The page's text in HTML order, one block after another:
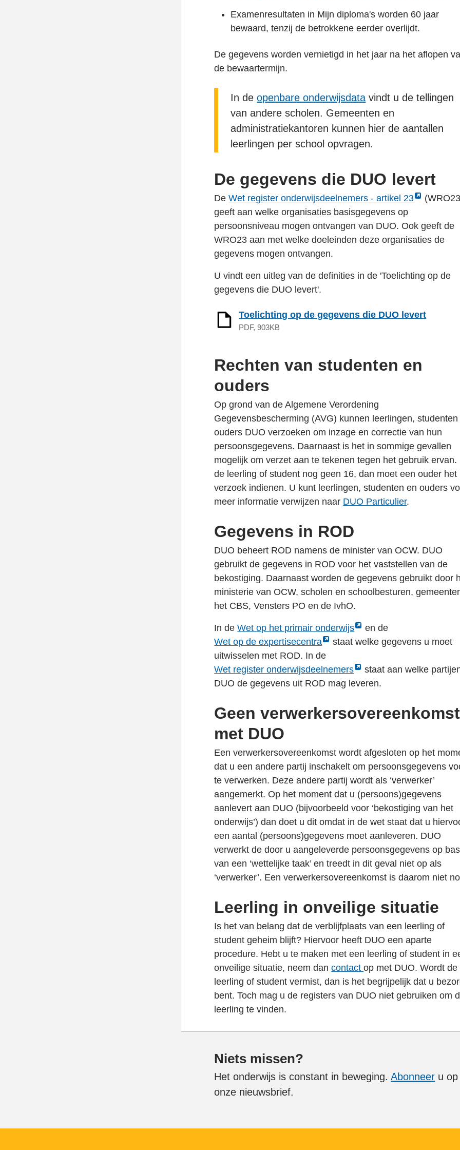
tabblad
Examenresultaten in Mijn diploma's worden 60 jaar
bewaard, tenzij de betrokkene eerder overlijdt.
De gegevens worden vernietigd in het jaar na het aflopen
de bewaartermijn.
In deopenbare onderwijsdata vindt u de tellingen
van andere scholen. Gemeenten en
administratiekantoren kunnen hier de aantallen
leerlingen per school opvragen.
De gegevens die DUO levert
DeWet register onderwijsdeelnemers - artikel 23
Link
opent
externe
pagina
in
nieuw
tabblad
geeft aan welke organisaties basisgegevens op
persoonsniveau mogen ontvangen van DUO. Ook geeft de
WRO23 aan met welke doeleinden deze organisaties de
gegevens mogen ontvangen.
U vindt een uitleg van de definities in de 'Toelichting op de
gegevens die DUO levert'.
Toelichting op de gegevens die DUO levert
PDF, 903KB
Rechten van studenten en
ouders
Op grond van de Algemene Verordening
Gegevensbescherming (AVG) kunnen leerlingen,
ouders DUO verzoeken om inzage en correctie van hun
persoonsgegevens. Daarnaast is het in sommige gevallen
mogelijk om verzet aan te tekenen tegen het gebruik ervan.
de leerling of student nog geen 16, dan moet een ouder het
verzoek indienen. U kunt leerlingen, studenten en ouders
meer informatie verwijzen naar DUO Particulier.
Gegevens in ROD
DUO beheert ROD namens de minister van OCW. DUO
gebruikt de gegevens in ROD voor het vaststellen van de
bekostiging. Daarnaast worden de gegevens gebruikt door
ministerie van OCW, scholen en schoolbesturen,
het CBS, Vensters PO en de IvhO.
In deWet op het primair onderwijs
Link
opent
externe
pagina
in
nieuw
en de
Wet op de expertisecentra
Link
opent
externe
pagina
een
tabblad
staat welke gegevens u moet
uitwisselen met ROD. In de
Wet register onderwijsdeelnemers
Link
opent
pagina
een
nieuw
tabblad
staat aan welke
DUO de gegevens uit ROD mag leveren.
Geen verwerkersovereenkomst
met DUO
Een verwerkersovereenkomst wordt afgesloten op het
dat u een andere partij inschakelt om persoonsgegevens
te verwerken. Deze andere partij wordt als ‘verwerker’
aangemerkt. Op het moment dat u (persoons)gegevens
aanlevert aan DUO (bijvoorbeeld voor ‘bekostiging van het
onderwijs’) dan doet u dit omdat in de wet staat dat u
een aantal (persoons)gegevens moet aanleveren. DUO
verwerkt de door u aangeleverde persoonsgegevens op
van een ‘wettelijke taak’ en treedt in dit geval niet op als
‘verwerker’. Een verwerkersovereenkomst is daarom niet
Leerling in onveilige situatie
Is het van belang dat de verblijfplaats van een leerling of
student geheim blijft? Hiervoor heeft DUO een aparte
procedure. Hebt u te maken met een leerling of student in
onveilige situatie, neem dancontactop met DUO. Wordt de
leerling of student vermist, dan is het begrijpelijk dat u
bent. Toch mag u de registers van DUO niet gebruiken om
leerling te vinden.
Niets missen?
Het onderwijs is constant in beweging.Abonneer u op
onze nieuwsbrief.